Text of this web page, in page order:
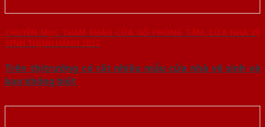
CHUYÊN MỤC THAM KHẢO CỬA GỖ PHÒNG TẮM, CỬA NHÀ VỆ
SINH THỊNH HÀNH 2022
Trên thị trường có rất nhiều mẫu cửa nhà vệ sinh và
bạn không biết